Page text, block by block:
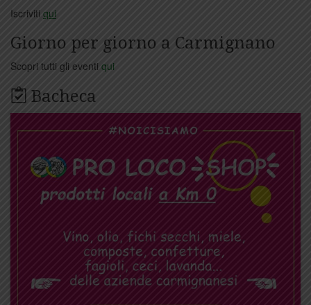
Iscriviti qui
Giorno per giorno a Carmignano
Scopri tutti gli eventi qui
Bacheca